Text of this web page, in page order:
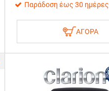
Παράδοση έως 30 ημέρες
ΑΓΟΡΑ